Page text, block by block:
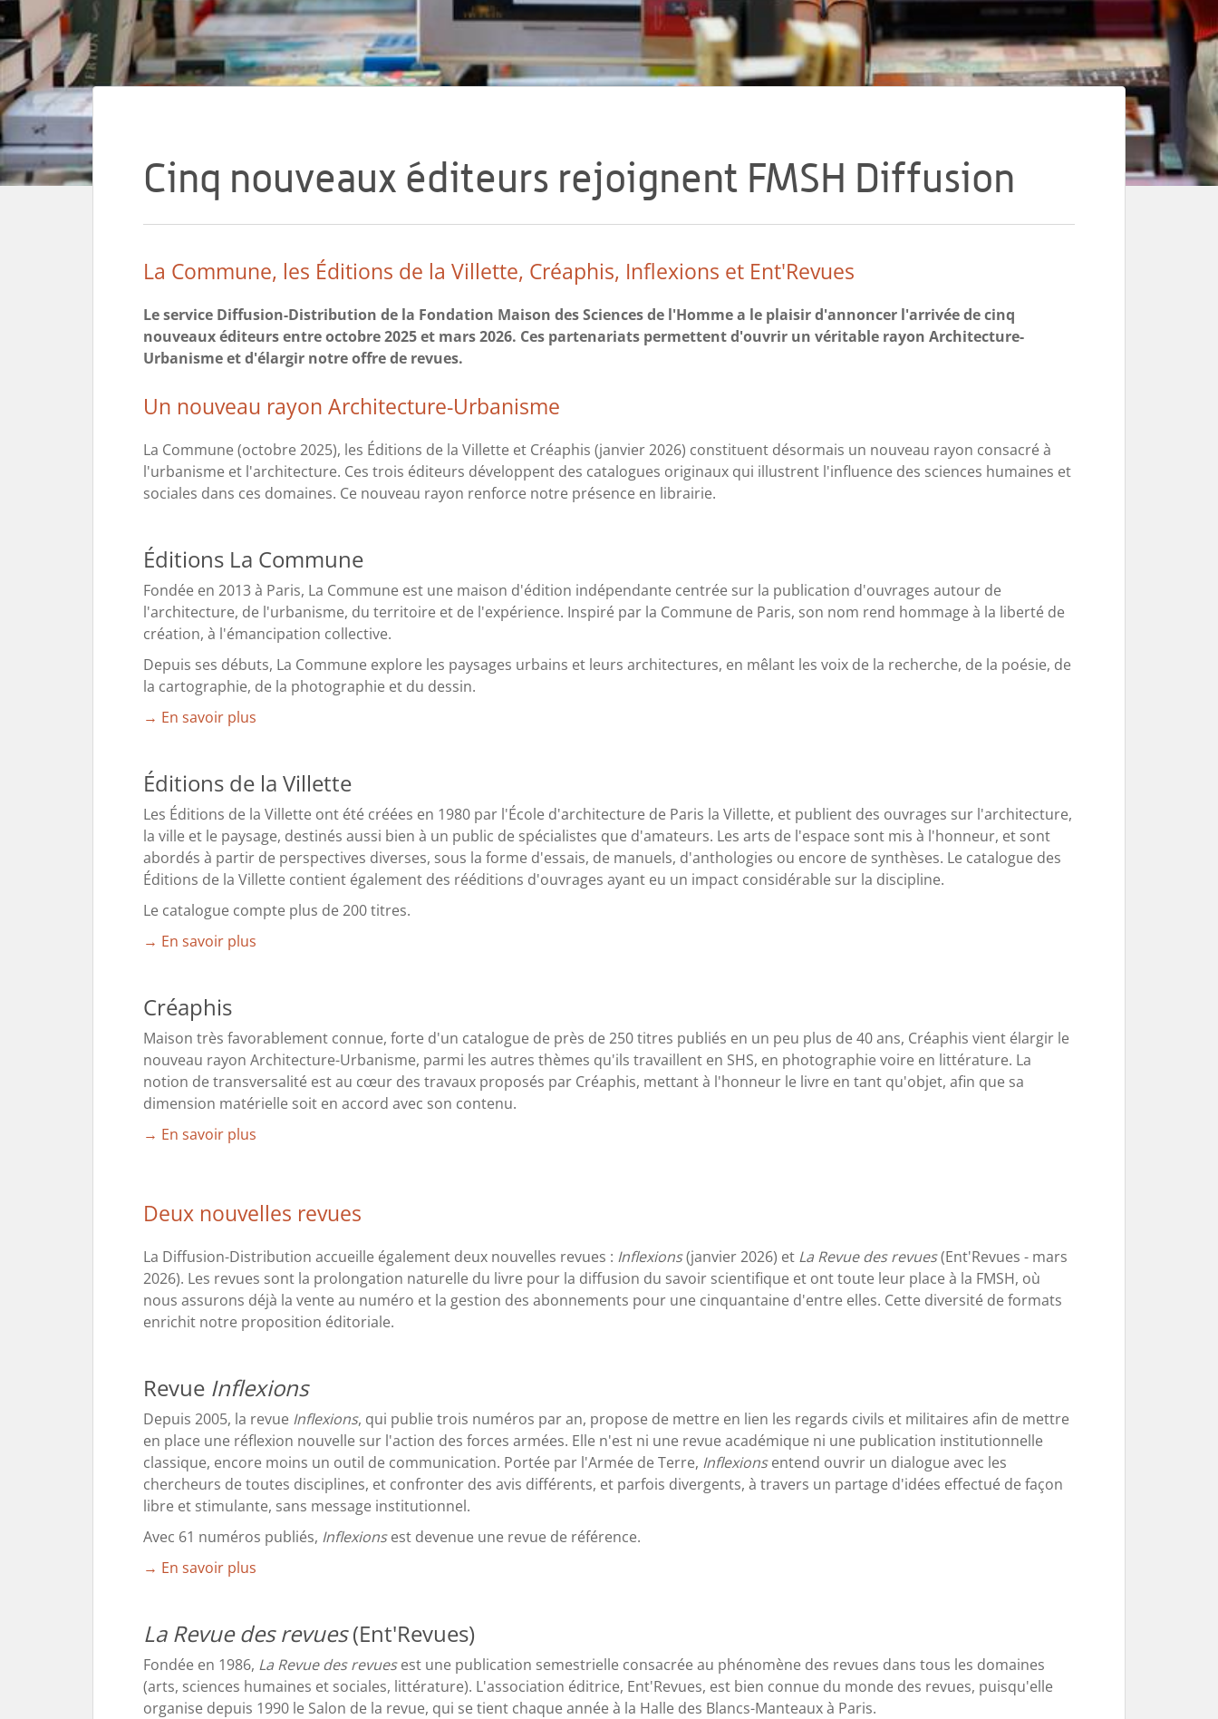
Cinq nouveaux éditeurs rejoignent FMSH Diffusion
La Commune, les Éditions de la Villette, Créaphis, Inflexions et Ent'Revues
Le service Diffusion-Distribution de la Fondation Maison des Sciences de l'Homme a le plaisir d'annoncer l'arrivée de cinq
nouveaux éditeurs entre octobre 2025 et mars 2026. Ces partenariats permettent d'ouvrir un véritable rayon Architecture-
Urbanisme et d'élargir notre offre de revues.
Un nouveau rayon Architecture-Urbanisme
La Commune (octobre 2025), les Éditions de la Villette et Créaphis (janvier 2026) constituent désormais un nouveau rayon consacré à
l'urbanisme et l'architecture. Ces trois éditeurs développent des catalogues originaux qui illustrent l'influence des sciences humaines et
sociales dans ces domaines. Ce nouveau rayon renforce notre présence en librairie.
Éditions La Commune
Fondée en 2013 à Paris, La Commune est une maison d'édition indépendante centrée sur la publication d'ouvrages autour de
l'architecture, de l'urbanisme, du territoire et de l'expérience. Inspiré par la Commune de Paris, son nom rend hommage à la liberté de
création, à l'émancipation collective.
Depuis ses débuts, La Commune explore les paysages urbains et leurs architectures, en mêlant les voix de la recherche, de la poésie, de
la cartographie, de la photographie et du dessin.
→ En savoir plus
Éditions de la Villette
Les Éditions de la Villette ont été créées en 1980 par l'École d'architecture de Paris la Villette, et publient des ouvrages sur l'architecture,
la ville et le paysage, destinés aussi bien à un public de spécialistes que d'amateurs. Les arts de l'espace sont mis à l'honneur, et sont
abordés à partir de perspectives diverses, sous la forme d'essais, de manuels, d'anthologies ou encore de synthèses. Le catalogue des
Éditions de la Villette contient également des rééditions d'ouvrages ayant eu un impact considérable sur la discipline.
Le catalogue compte plus de 200 titres.
→ En savoir plus
Créaphis
Maison très favorablement connue, forte d'un catalogue de près de 250 titres publiés en un peu plus de 40 ans, Créaphis vient élargir le
nouveau rayon Architecture-Urbanisme, parmi les autres thèmes qu'ils travaillent en SHS, en photographie voire en littérature. La
notion de transversalité est au cœur des travaux proposés par Créaphis, mettant à l'honneur le livre en tant qu'objet, afin que sa
dimension matérielle soit en accord avec son contenu.
→ En savoir plus
Deux nouvelles revues
La Diffusion-Distribution accueille également deux nouvelles revues : Inflexions(janvier 2026) et La Revue des revues(Ent'Revues - mars
2026). Les revues sont la prolongation naturelle du livre pour la diffusion du savoir scientifique et ont toute leur place à la FMSH, où
nous assurons déjà la vente au numéro et la gestion des abonnements pour une cinquantaine d'entre elles. Cette diversité de formats
enrichit notre proposition éditoriale.
Revue Inflexions
Depuis 2005, la revue Inflexions, qui publie trois numéros par an, propose de mettre en lien les regards civils et militaires afin de mettre
en place une réflexion nouvelle sur l'action des forces armées. Elle n'est ni une revue académique ni une publication institutionnelle
classique, encore moins un outil de communication. Portée par l'Armée de Terre, Inflexionsentend ouvrir un dialogue avec les
chercheurs de toutes disciplines, et confronter des avis différents, et parfois divergents, à travers un partage d'idées effectué de façon
libre et stimulante, sans message institutionnel.
Avec 61 numéros publiés, Inflexionsest devenue une revue de référence.
→ En savoir plus
La Revue des revues(Ent'Revues)
Fondée en 1986, La Revue des revuesest une publication semestrielle consacrée au phénomène des revues dans tous les domaines
(arts, sciences humaines et sociales, littérature). L'association éditrice, Ent'Revues, est bien connue du monde des revues, puisqu'elle
organise depuis 1990 le Salon de la revue, qui se tient chaque année à la Halle des Blancs-Manteaux à Paris.